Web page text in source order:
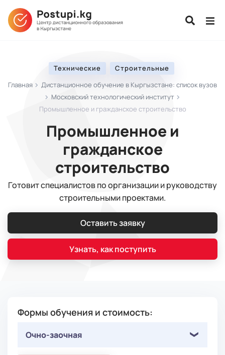
Технические
Строительные
Главная
Дистанционное обучение в Кыргызстане: список вузов
Московский технологический институт
Промышленное и гражданское строительство
Промышленное и
гражданское
строительство
Готовит специалистов по организации и руководству
строительными проектами.
Оставить заявку
Узнать, как поступить
Формы обучения и стоимость:
Очно-заочная